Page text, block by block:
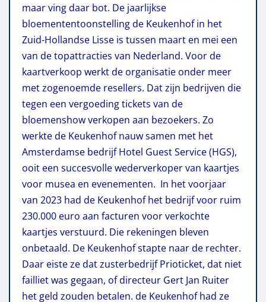
maar ving daar bot. De jaarlijkse
bloemententoonstelling de Keukenhof in het
Zuid-Hollandse Lisse is tussen maart en mei een
van de topattracties van Nederland. Voor de
kaartverkoop werkt de organisatie onder meer
met zogenoemde resellers. Dat zijn bedrijven die
tegen een vergoeding tickets van de
bloemenshow verkopen aan bezoekers. Zo
werkte de Keukenhof nauw samen met het
Amsterdamse bedrijf Hotel Guest Service (HGS),
ooit een succesvolle wederverkoper van kaartjes
voor musea en evenementen. In het voorjaar
van 2023 had de Keukenhof het bedrijf voor ruim
230.000 euro aan facturen voor verkochte
kaartjes verstuurd. Die rekeningen bleven
onbetaald. De Keukenhof stapte naar de rechter.
Daar eiste ze dat zusterbedrijf Prioticket, dat niet
failliet was gegaan, of directeur Gert Jan Ruiter
het geld zouden betalen. de Keukenhof had ze